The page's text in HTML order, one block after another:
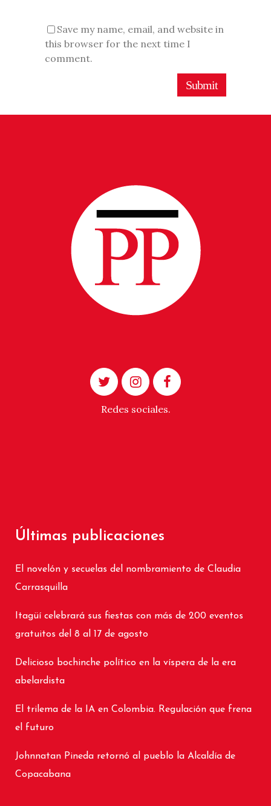
Save my name, email, and website in
this browser for the next time I
comment.
Redes sociales.
Últimas publicaciones
El novelón y secuelas del nombramiento de Claudia
Carrasquilla
Itagüí celebrará sus fiestas con más de 200 eventos
gratuitos del 8 al 17 de agosto
Delicioso bochinche político en la víspera de la era
abelardista
El trilema de la IA en Colombia. Regulación que frena
el futuro
Johnnatan Pineda retornó al pueblo la Alcaldía de
Copacabana